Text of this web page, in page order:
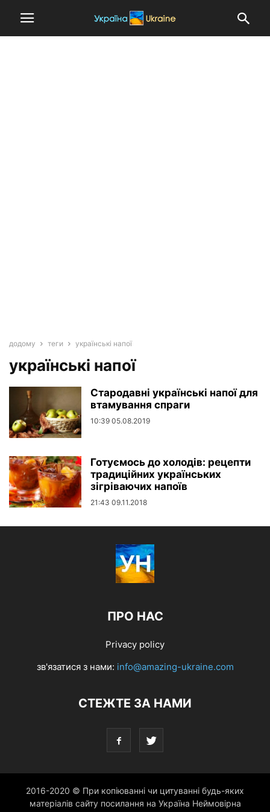
додому теги українські напої
українські напої
Стародавні українські напої для
втамування спраги
10:39 05.08.2019
Готуємось до холодів: рецепти
традиційних українських
зігріваючих напоїв
21:43 09.11.2018
ПРО НАС
Privacy policy
зв'язатися з нами: info@amazing-ukraine.com
СТЕЖТЕ ЗА НАМИ
2016-2020 © При копіюванні чи цитуванні будь-яких
матеріалів сайту посилання на Україна Неймовірна